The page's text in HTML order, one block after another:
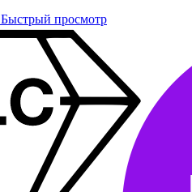
Быстрый просмотр